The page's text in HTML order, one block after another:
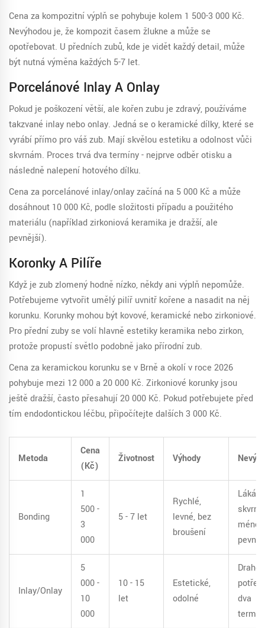
Cena za kompozitní výplň se pohybuje kolem 1 500-3 000 Kč.
Nevýhodou je, že kompozit časem žlukne a může se
opotřebovat. U předních zubů, kde je vidět každý detail, může
být nutná výměna každých 5-7 let.
Porcelánové Inlay A Onlay
Pokud je poškození větší, ale kořen zubu je zdravý, používáme
takzvané inlay nebo onlay. Jedná se o keramické dílky, které se
vyrábí přímo pro váš zub. Mají skvělou estetiku a odolnost vůči
skvrnám. Proces trvá dva termíny - nejprve odběr otisku a
následně nalepení hotového dílku.
Cena za porcelánové inlay/onlay začíná na 5 000 Kč a může
dosáhnout 10 000 Kč, podle složitosti případu a použitého
materiálu (například zirkoniová keramika je dražší, ale
pevnější).
Koronky A Pilíře
Když je zub zlomený hodně nízko, někdy ani výplň nepomůže.
Potřebujeme vytvořit umělý pilíř uvnitř kořene a nasadit na něj
korunku. Korunky mohou být kovové, keramické nebo zirkoniové.
Pro přední zuby se volí hlavně estetiky keramika nebo zirkon,
protože propustí světlo podobně jako přírodní zub.
Cena za keramickou korunku se v Brně a okolí v roce 2026
pohybuje mezi 12 000 a 20 000 Kč. Zirkoniové korunky jsou
ještě dražší, často přesahují 20 000 Kč. Pokud potřebujete před
tím endodontickou léčbu, připočítejte dalších 3 000 Kč.
Metoda
Cena
(Kč)
Životnost Výhody
Bonding
1
500 -
3
000
5 - 7 let
Rychlé,
levné, bez
broušení
Láká
skvrny,
méně
pevné
Inlay/Onlay
5
000 -
10
000
10 - 15
let
Estetické,
odolné
dva